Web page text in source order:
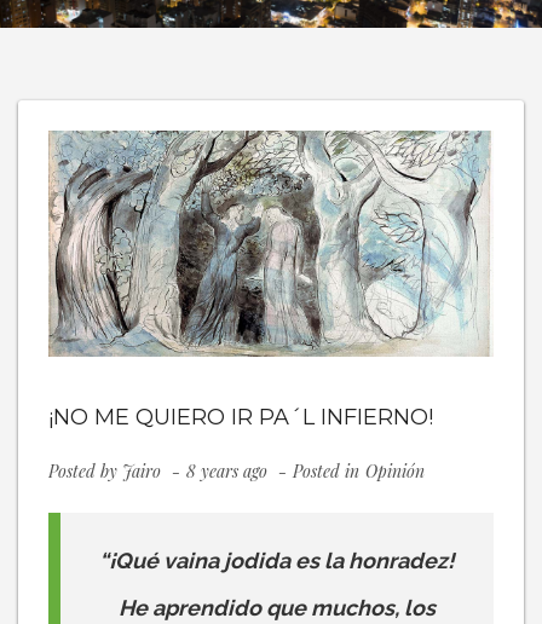
¡NO ME QUIERO IR PA´L INFIERNO!
Posted by Jairo 8 years ago Posted in Opinión
“¡Qué vaina jodida es la honradez!
He aprendido que muchos, los